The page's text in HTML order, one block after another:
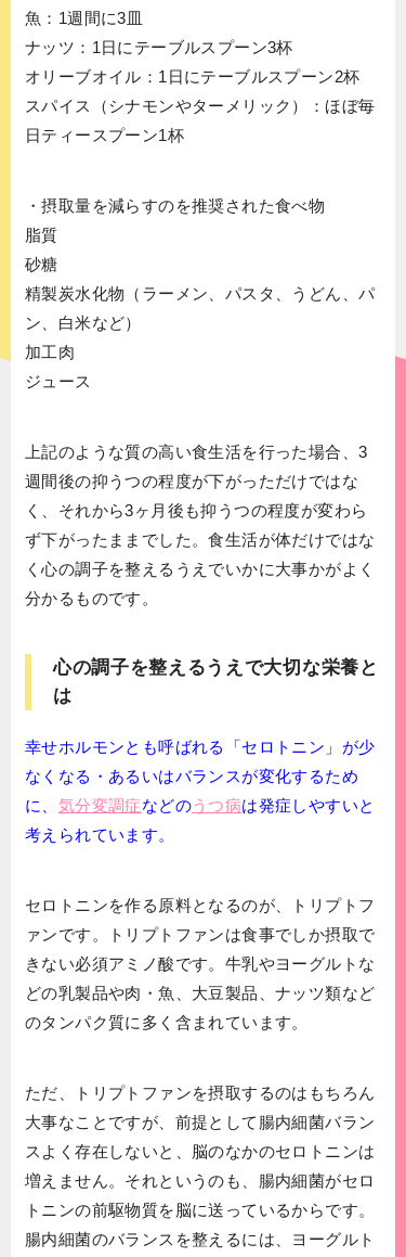
魚：1週間に3皿
ナッツ：1日にテーブルスプーン3杯
オリーブオイル：1日にテーブルスプーン2杯
スパイス（シナモンやターメリック）：ほぼ毎
日ティースプーン1杯
・摂取量を減らすのを推奨された食べ物
脂質
砂糖
精製炭水化物（ラーメン、パスタ、うどん、パ
ン、白米など）
加工肉
ジュース
上記のような質の高い食生活を行った場合、3
週間後の抑うつの程度が下がっただけではな
く、それから3ヶ月後も抑うつの程度が変わら
ず下がったままでした。食生活が体だけではな
く心の調子を整えるうえでいかに大事かがよく
分かるものです。
心の調子を整えるうえで大切な栄養と
は
幸せホルモンとも呼ばれる「セロトニン」が少
なくなる・あるいはバランスが変化するため
に、 気分変調症などのうつ病は発症しやすいと
考えられています。
セロトニンを作る原料となるのが、トリプトフ
ァンです。トリプトファンは食事でしか摂取で
きない必須アミノ酸です。牛乳やヨーグルトな
どの乳製品や肉・魚、大豆製品、ナッツ類など
のタンパク質に多く含まれています。
ただ、トリプトファンを摂取するのはもちろん
大事なことですが、前提として腸内細菌バラン
スよく存在しないと、脳のなかのセロトニンは
増えません。それというのも、腸内細菌がセロ
トニンの前駆物質を脳に送っているからです。
腸内細菌のバランスを整えるには、ヨーグルト